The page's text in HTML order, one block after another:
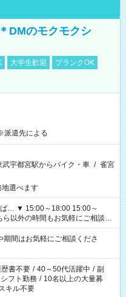
DMのモクモクシ
大学生歓迎
ブランクOK
派遣先による
武宇都宮駅からバイク・車 / 雀宮
選べます
間はお気軽にご相談くださ
歴書不要 / 40～50代活躍中 / 副
シフト勤務 / 10名以上の大量募
キル不要